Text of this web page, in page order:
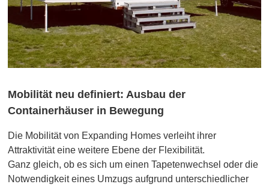
Mobilität neu definiert: Ausbau der
Containerhäuser in Bewegung
Die Mobilität von Expanding Homes verleiht ihrer
Attraktivität eine weitere Ebene der Flexibilität.
Ganz gleich, ob es sich um einen Tapetenwechsel oder die
Notwendigkeit eines Umzugs aufgrund unterschiedlicher